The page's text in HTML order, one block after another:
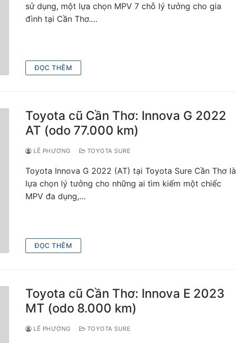
sử dụng, một lựa chọn MPV 7 chỗ lý tưởng cho gia
đình tại Cần Thơ.…
ĐỌC THÊM
Toyota cũ Cần Thơ: Innova G 2022
AT (odo 77.000 km)
LÊ PHƯƠNG TOYOTA SURE
Toyota Innova G 2022 (AT) tại Toyota Sure Cần Thơ là
lựa chọn lý tưởng cho những ai tìm kiếm một chiếc
MPV đa dụng,…
ĐỌC THÊM
Toyota cũ Cần Thơ: Innova E 2023
MT (odo 8.000 km)
LÊ PHƯƠNG TOYOTA SURE